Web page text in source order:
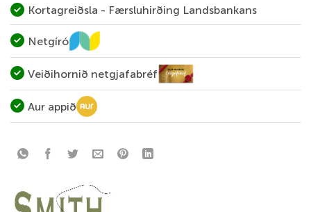
Kortagreiðsla - Færsluhirðing Landsbankans
Netgíró
Veiðihornið netgjafabréf
Aur appið